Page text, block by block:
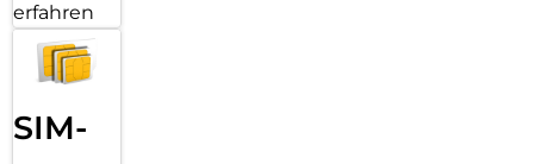
erfahren
SIM-